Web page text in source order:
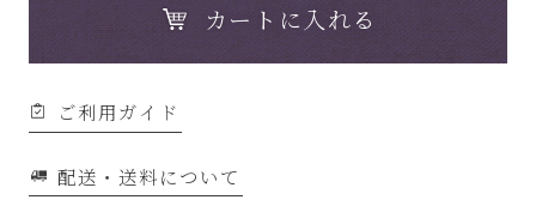
カートに入れる
ご利用ガイド
配送・送料について